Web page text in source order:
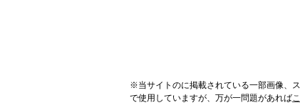
※当サイトのに掲載されている一部画像、
で使用していますが、万が一問題があれば